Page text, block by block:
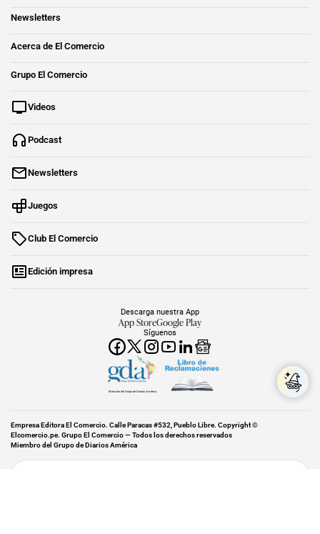
Newsletters
Acerca de El Comercio
Grupo El Comercio
Videos
Podcast
Newsletters
Juegos
Club El Comercio
Edición impresa
Síguenos
Descarga nuestra App
App StoreGoogle Play
Miembro del Grupo de Diarios América
Empresa Editora El Comercio. Calle Paracas #532, Pueblo Libre. Copyright ©
Elcomercio.pe. Grupo El Comercio — Todos los derechos reservados
Miembro del Grupo de Diarios América